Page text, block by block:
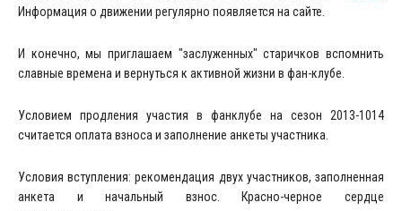
Информация о движении регулярно появляется на сайте.
И конечно, мы приглашаем "заслуженных" старичков вспомнить
славные времена и вернуться к активной жизни в фан-клубе.
Условием продления участия в фанклубе на сезон 2013-1014
считается оплата взноса и заполнение анкеты участника.
Условия вступления: рекомендация двух участников, заполненная
анкета и начальный взнос. Красно-черное сердце